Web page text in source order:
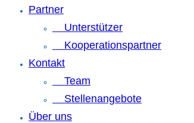
Partner
Unterstützer
Kooperationspartner
Kontakt
Team
Stellenangebote
Über uns